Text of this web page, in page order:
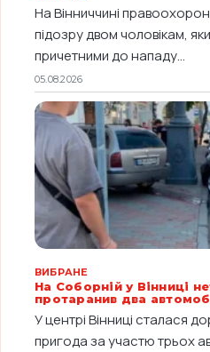
На Вінниччині
підозру двом чоловікам,
причетними до нападу...
05.08.2026
ВИБРАНЕ
На Соборній у Вінниці
протаранив два
У центрі Вінниці сталася
пригода за участю трьох